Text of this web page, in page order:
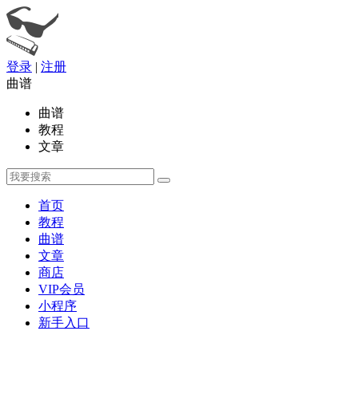
登录 | 注册
曲谱
曲谱
教程
文章
首页
教程
曲谱
文章
商店
VIP会员
小程序
新手入口